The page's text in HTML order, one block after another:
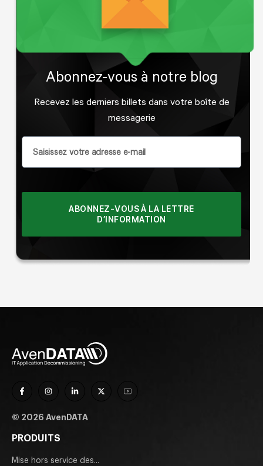
Abonnez-vous à notre blog
Recevez les derniers billets dans votre boîte de
messagerie
ABONNEZ-VOUS À LA LETTRE
D’INFORMATION
© 2026 AvenDATA
PRODUITS
Mise hors service des...